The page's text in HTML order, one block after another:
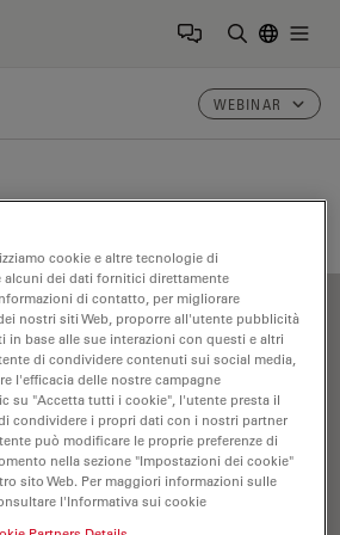
WEBINAR
Tissue
cookie e altre tecnologie di
alcuni dei dati fornitici direttamente
di contatto, per migliorare
nostri siti Web, proporre all'utente pubblicità
in base alle sue interazioni con questi e altri
di condividere contenuti sui social media,
l'efficacia delle nostre campagne
su "Accetta tutti i cookie", l'utente presta il
condividere i propri dati con i nostri partner
può modificare le proprie preferenze di
nella sezione "Impostazioni dei cookie"
sito Web. Per maggiori informazioni sulle
l'Informativa sui cookie